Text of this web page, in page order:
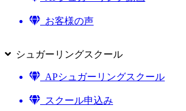
お客様の声
シュガーリングスクール
APシュガーリングスクール
スクール申込み